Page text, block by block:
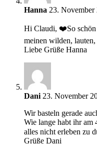
Hanna 23.
Hi Claudi, ❤️So schön
meinen wilden,
Liebe Grüße Hanna
Dani 23. November
Wir basteln gerade
Wie lange habt ihr am
alles nicht erleben zu
Grüße Dani